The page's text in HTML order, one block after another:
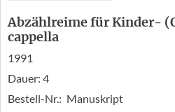
Abzählreime für Kinder-
cappella
1991
Dauer: 4
Bestell-Nr.: Manuskript